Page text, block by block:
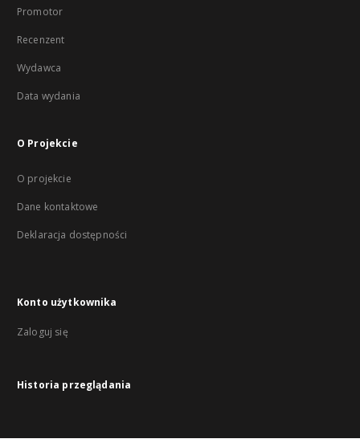
Promotor
Recenzent
Wydawca
Data wydania
O Projekcie
O projekcie
Dane kontaktowe
Deklaracja dostępności
Konto użytkownika
Zaloguj się
Historia przeglądania